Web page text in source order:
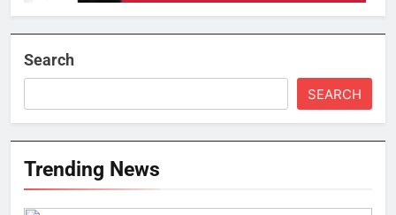
Search
SEARCH
Trending News